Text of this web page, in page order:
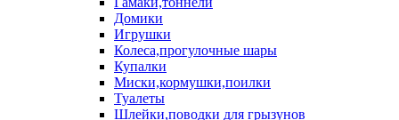
Домики
Игрушки
Колеса,прогулочные шары
Купалки
Миски,кормушки,поилки
Туалеты
Шлейки,поводки для грызунов